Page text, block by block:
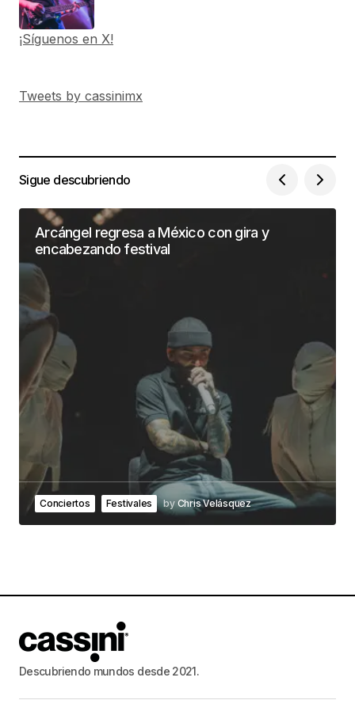
¡Síguenos en X!
Tweets by cassinimx
Sigue descubriendo
Arcángel regresa a México con gira y
encabezando festival
Conciertos Festivales by Chris Velásquez
Descubriendo mundos desde 2021.